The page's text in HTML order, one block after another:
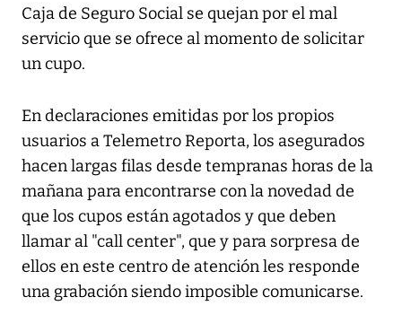
Caja de Seguro Social se quejan por el mal
servicio que se ofrece al momento de solicitar
un cupo.
En declaraciones emitidas por los propios
usuarios a Telemetro Reporta, los asegurados
hacen largas filas desde tempranas horas de la
mañana para encontrarse con la novedad de
que los cupos están agotados y que deben
llamar al "call center", que y para sorpresa de
ellos en este centro de atención les responde
una grabación siendo imposible comunicarse.